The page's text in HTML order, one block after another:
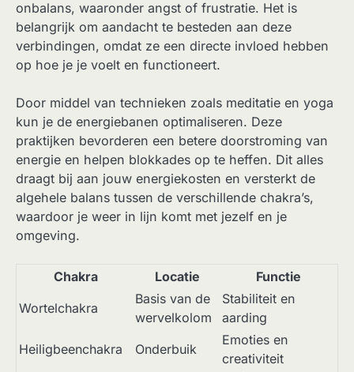
onbalans, waaronder angst of frustratie. Het is
belangrijk om aandacht te besteden aan deze
verbindingen, omdat ze een directe invloed hebben
op hoe je je voelt en functioneert.
Door middel van technieken zoals meditatie en yoga
kun je de energiebanen optimaliseren. Deze
praktijken bevorderen een betere doorstroming van
energie en helpen blokkades op te heffen. Dit alles
draagt bij aan jouw energiekosten en versterkt de
algehele balans tussen de verschillende chakra’s,
waardoor je weer in lijn komt met jezelf en je
omgeving.
Chakra Locatie
Functie
Wortelchakra
Basis van de
wervelkolom
Stabiliteit en
aarding
Heiligbeenchakra
Onderbuik
Emoties en
creativiteit